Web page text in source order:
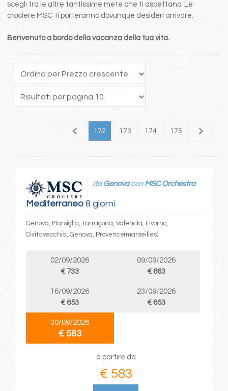
scegli tra le altre tantissime mete che ti aspettano. Le
crociere MSC ti porteranno dovunque desideri arrivare.
Benvenuto a bordo della vacanza della tua vita.
171 172 173 174 175 176
Mediterraneo8 giorni
da Genovacon MSC Orchestra
Genova, Marsiglia, Tarragona, Valencia, Livorno,
Civitavecchia, Genova, Provence(marseilles)
02/09/2026
€ 733
09/09/2026
€ 663
16/09/2026
€ 653
23/09/2026
€ 653
30/09/2026
€ 583
a partire da
€ 583